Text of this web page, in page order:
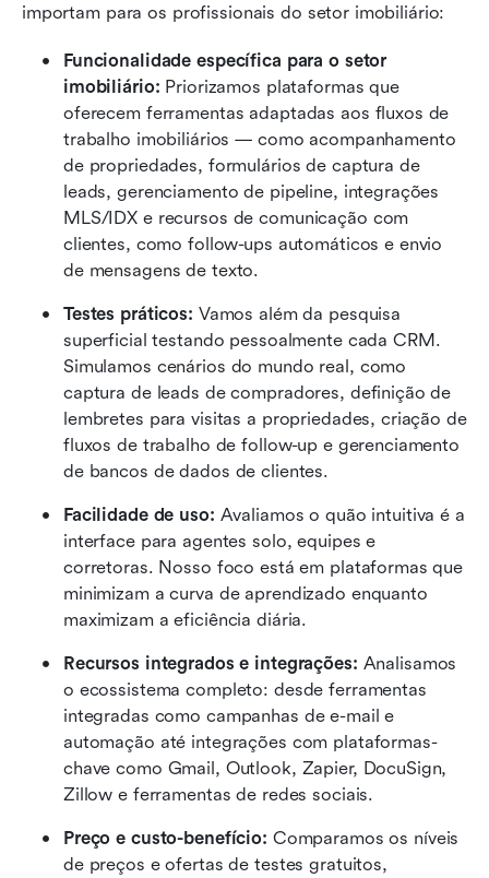
importam para os profissionais do setor imobiliário:
Funcionalidade específica para o setor
imobiliário: Priorizamos plataformas que
oferecem ferramentas adaptadas aos fluxos de
trabalho imobiliários — como acompanhamento
de propriedades, formulários de captura de
leads, gerenciamento de pipeline, integrações
MLS/IDX e recursos de comunicação com
clientes, como follow-ups automáticos e envio
de mensagens de texto.
Testes práticos: Vamos além da pesquisa
superficial testando pessoalmente cada CRM.
Simulamos cenários do mundo real, como
captura de leads de compradores, definição de
lembretes para visitas a propriedades, criação de
fluxos de trabalho de follow-up e gerenciamento
de bancos de dados de clientes.
Facilidade de uso: Avaliamos o quão intuitiva é a
interface para agentes solo, equipes e
corretoras. Nosso foco está em plataformas que
minimizam a curva de aprendizado enquanto
maximizam a eficiência diária.
Recursos integrados e integrações: Analisamos
o ecossistema completo: desde ferramentas
integradas como campanhas de e-mail e
automação até integrações com plataformas-
chave como Gmail, Outlook, Zapier, DocuSign,
Zillow e ferramentas de redes sociais.
Preço e custo-benefício: Comparamos os níveis
de preços e ofertas de testes gratuitos,